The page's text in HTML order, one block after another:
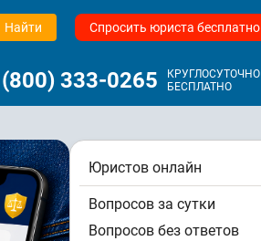
Найти Спросить юриста бесплатно
333-0265
КРУГЛОСУТОЧНО
БЕСПЛАТНО
Юристов онлайн
Вопросов за сутки
Вопросов без ответов